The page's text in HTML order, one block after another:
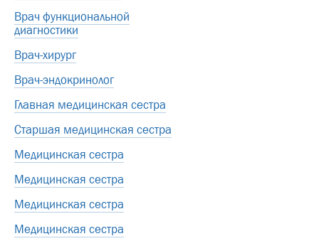
Врач функциональной
диагностики
Врач-хирург
Врач-эндокринолог
Главная медицинская сестра
Старшая медицинская сестра
Медицинская сестра
Медицинская сестра
Медицинская сестра
Медицинская сестра